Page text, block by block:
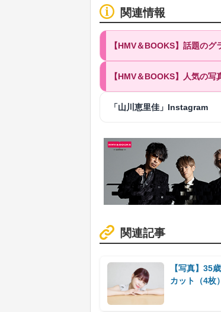
関連情報
【HMV＆BOOKS】話題の
【HMV＆BOOKS】人気の
「山川恵里佳」Instagram
関連記事
【写真】35
カット（4枚）